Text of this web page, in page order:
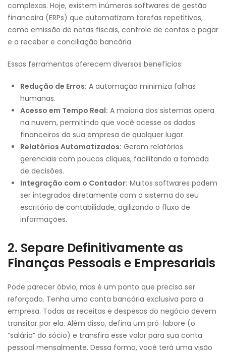
complexas. Hoje, existem inúmeros softwares de gestão
financeira (ERPs) que automatizam tarefas repetitivas,
como emissão de notas fiscais, controle de contas a pagar
e a receber e conciliação bancária.
Essas ferramentas oferecem diversos benefícios:
Redução de Erros: A automação minimiza falhas
humanas.
Acesso em Tempo Real: A maioria dos sistemas opera
na nuvem, permitindo que você acesse os dados
financeiros da sua empresa de qualquer lugar.
Relatórios Automatizados: Geram relatórios
gerenciais com poucos cliques, facilitando a tomada
de decisões.
Integração com o Contador: Muitos softwares podem
ser integrados diretamente com o sistema do seu
escritório de contabilidade, agilizando o fluxo de
informações.
2. Separe Definitivamente as
Finanças Pessoais e Empresariais
Pode parecer óbvio, mas é um ponto que precisa ser
reforçado. Tenha uma conta bancária exclusiva para a
empresa. Todas as receitas e despesas do negócio devem
transitar por ela. Além disso, defina um pró-labore (o
“salário” do sócio) e transfira esse valor para sua conta
pessoal mensalmente. Dessa forma, você terá uma visão